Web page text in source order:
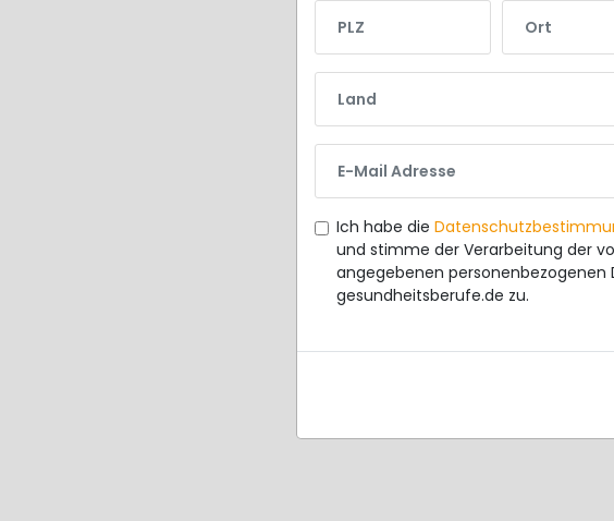
Ich habe die
und stimme der Verarbeitung der
angegebenen personenbezogenen
gesundheitsberufe.de zu.